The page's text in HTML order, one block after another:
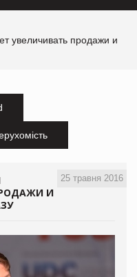
увеличивать продажи и
25 травня 2016
И